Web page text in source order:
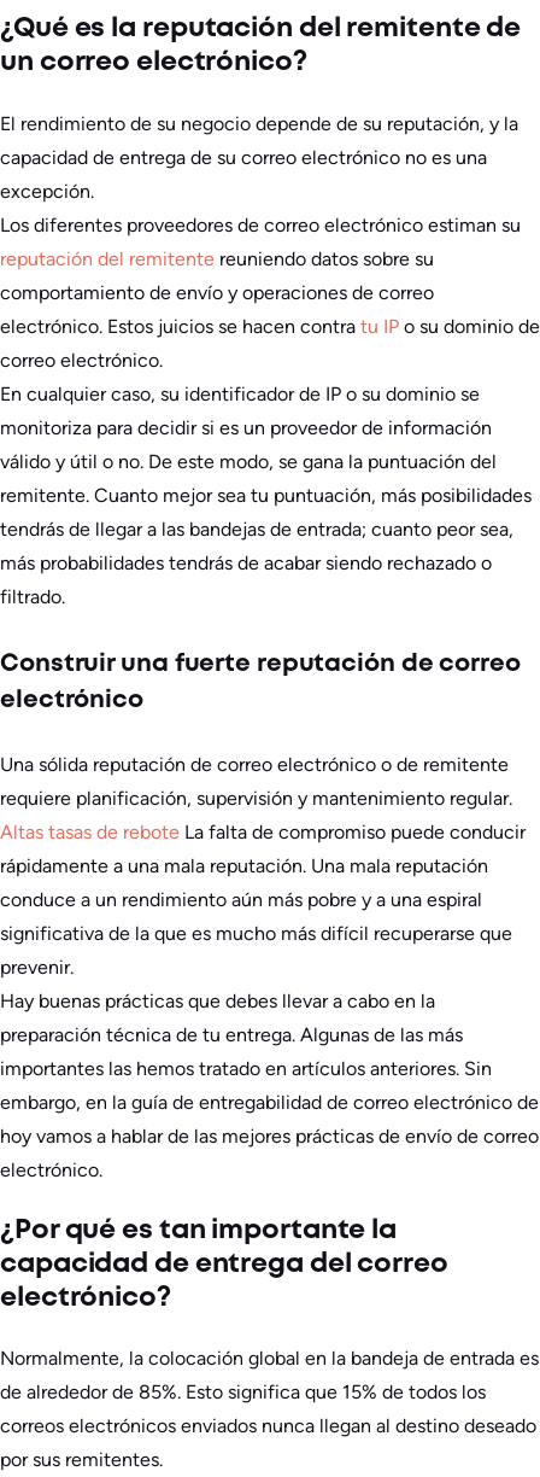
¿Qué es la reputación del remitente de
un correo electrónico?
El rendimiento de su negocio depende de su reputación, y la
capacidad de entrega de su correo electrónico no es una
excepción.
Los diferentes proveedores de correo electrónico estiman su
reputación del remitente reuniendo datos sobre su
comportamiento de envío y operaciones de correo
electrónico. Estos juicios se hacen contra tu IP o su dominio de
correo electrónico.
En cualquier caso, su identificador de IP o su dominio se
monitoriza para decidir si es un proveedor de información
válido y útil o no. De este modo, se gana la puntuación del
remitente. Cuanto mejor sea tu puntuación, más posibilidades
tendrás de llegar a las bandejas de entrada; cuanto peor sea,
más probabilidades tendrás de acabar siendo rechazado o
filtrado.
Construir una fuerte reputación de correo
electrónico
Una sólida reputación de correo electrónico o de remitente
requiere planificación, supervisión y mantenimiento regular.
Altas tasas de rebote La falta de compromiso puede conducir
rápidamente a una mala reputación. Una mala reputación
conduce a un rendimiento aún más pobre y a una espiral
significativa de la que es mucho más difícil recuperarse que
prevenir.
Hay buenas prácticas que debes llevar a cabo en la
preparación técnica de tu entrega. Algunas de las más
importantes las hemos tratado en artículos anteriores. Sin
embargo, en la guía de entregabilidad de correo electrónico de
hoy vamos a hablar de las mejores prácticas de envío de correo
electrónico.
¿Por qué es tan importante la
capacidad de entrega del correo
electrónico?
Normalmente, la colocación global en la bandeja de entrada es
de alrededor de 85%. Esto significa que 15% de todos los
correos electrónicos enviados nunca llegan al destino deseado
por sus remitentes.